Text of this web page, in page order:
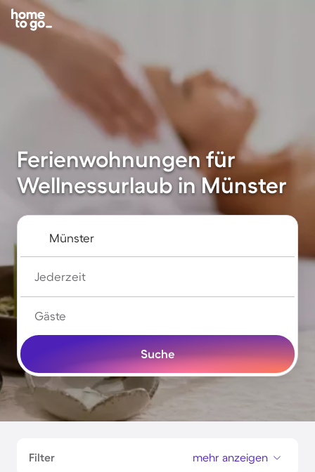
Ferienwohnungen für
Wellnessurlaub in Münster
Jederzeit
Gäste
Suche
Filter mehr anzeigen